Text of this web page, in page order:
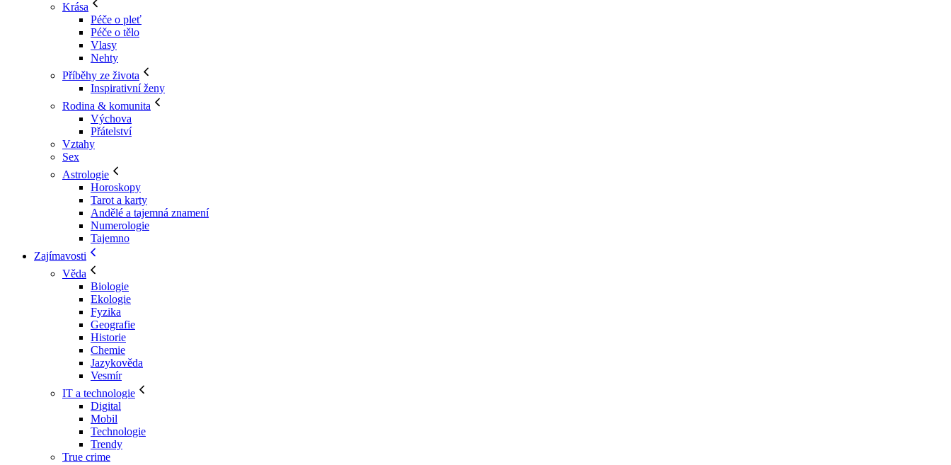
Krása
Péče o pleť
Péče o tělo
Vlasy
Nehty
Příběhy ze života
Inspirativní ženy
Rodina & komunita
Výchova
Přátelství
Vztahy
Sex
Astrologie
Horoskopy
Tarot a karty
Andělé a tajemná znamení
Numerologie
Tajemno
Zajímavosti
Věda
Biologie
Ekologie
Fyzika
Geografie
Historie
Chemie
Jazykověda
Vesmír
IT a technologie
Digital
Mobil
Technologie
Trendy
True crime